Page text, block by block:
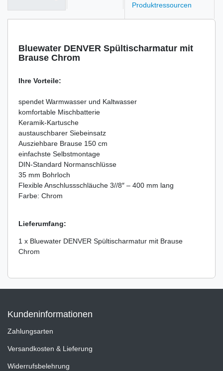
Produktressourcen
Bluewater DENVER Spültischarmatur mit
Brause Chrom
Ihre Vorteile:
spendet Warmwasser und Kaltwasser
komfortable Mischbatterie
Keramik-Kartusche
austauschbarer Siebeinsatz
Ausziehbare Brause 150 cm
einfachste Selbstmontage
DIN-Standard Normanschlüsse
35 mm Bohrloch
Flexible Anschlussschläuche 3//8″ – 400 mm lang
Farbe: Chrom
Lieferumfang:
1 x Bluewater DENVER Spültischarmatur mit Brause
Chrom
Kundeninformationen
Zahlungsarten
Versandkosten & Lieferung
Widerrufsbelehrung